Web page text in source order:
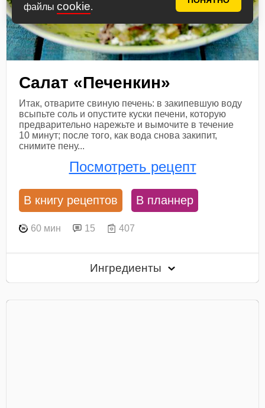
файлы cookie.
Салат «Печенкин»
Итак, отварите свиную печень: в закипевшую воду
всыпьте соль и опустите куски печени, которую
предварительно нарежьте и вымочите в течение
10 минут; после того, как вода снова закипит,
снимите пену...
Посмотреть рецепт
В книгу рецептов В планнер
60 мин 15 407
Ингредиенты